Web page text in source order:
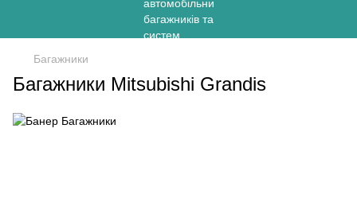
Багажники
Багажники Mitsubishi Grandis